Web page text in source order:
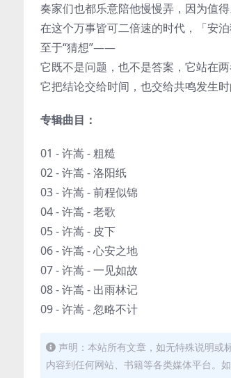
奏家们也都乐意陪他慢慢弄，因为值得
在这个万事皆可二倍速的时代，「安泊
至于“猜想”——
它既不是问题，也不是答案，它站在两
它把结论交给时间，也交给共鸣发生时
专辑曲目：
01 - 许嵩 - 粗糙
02 - 许嵩 - 洛阳纸
03 - 许嵩 - 前程似锦
04 - 许嵩 - 老歌
05 - 许嵩 - 皮下
06 - 许嵩 - 心安之地
07 - 许嵩 - 一见如故
08 - 许嵩 - 出雨林记
09 - 许嵩 - 忽略不计
声明：本站所有文章，如无特殊说明或
内容到任何网站、书籍等各类媒体平台。